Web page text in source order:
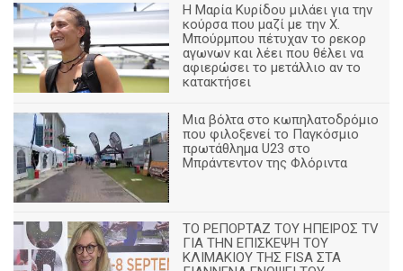
Η Μαρία Κυρίδου μιλάει για την
κούρσα που μαζί με την Χ.
Μπούρμπου πέτυχαν το ρεκορ
αγωνων και λέει που θέλει να
αφιερώσει το μετάλλιο αν το
κατακτήσει
Μια βόλτα στο κωπηλατοδρόμιο
που φιλοξενεί το Παγκόσμιο
πρωτάθλημα U23 στο
Μπράντεντον της Φλόριντα
ΤΟ ΡΕΠΟΡΤΑΖ ΤΟΥ ΗΠΕΙΡΟΣ TV
ΓΙΑ ΤΗΝ ΕΠΙΣΚΕΨΗ ΤΟΥ
ΚΛΙΜΑΚΙΟΥ ΤΗΣ FISA ΣΤΑ